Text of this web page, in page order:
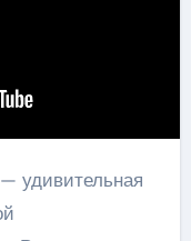
удивительная